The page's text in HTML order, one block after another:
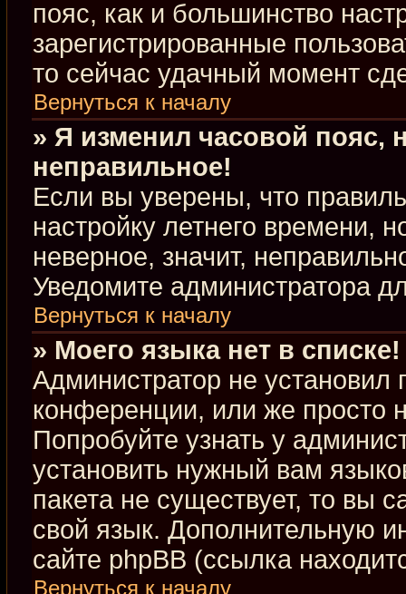
пояс, как и большинство
зарегистрированные
то сейчас удачный момент
Вернуться к началу
» Я изменил часовой пояс,
неправильное!
Если вы уверены, что
настройку летнего времени,
неверное, значит,
Уведомите администратора
Вернуться к началу
» Моего языка нет в списке!
Администратор не
конференции, или же просто
Попробуйте узнать у
установить нужный вам
пакета не существует, то вы
свой язык. Дополнительную
сайте phpBB (ссылка
Вернуться к началу